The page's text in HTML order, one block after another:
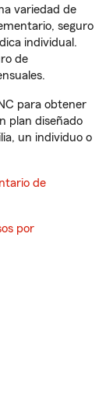
variedad de
seguro
individual.
de
para obtener
plan diseñado
un individuo o
de
por